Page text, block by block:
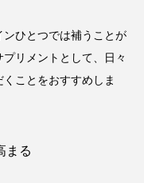
ンひとつでは補うことが
リメントとして、日々
ことをおすすめしま
まる